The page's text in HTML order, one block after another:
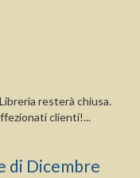
resterà chiusa.
clienti!...
di Dicembre